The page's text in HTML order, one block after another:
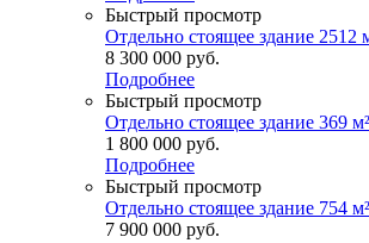
Быстрый просмотр
Отдельно стоящее здание 2512
8 300 000 руб.
Подробнее
Быстрый просмотр
Отдельно стоящее здание 369
1 800 000 руб.
Подробнее
Быстрый просмотр
Отдельно стоящее здание 754
7 900 000 руб.